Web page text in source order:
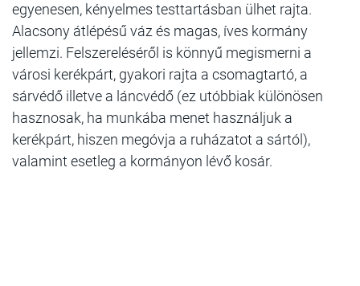
egyenesen, kényelmes testtartásban ülhet rajta.
Alacsony átlépésű váz és magas, íves kormány
jellemzi. Felszereléséről is könnyű megismerni a
városi kerékpárt, gyakori rajta a csomagtartó, a
sárvédő illetve a láncvédő (ez utóbbiak különösen
hasznosak, ha munkába menet használjuk a
kerékpárt, hiszen megóvja a ruházatot a sártól),
valamint esetleg a kormányon lévő kosár.